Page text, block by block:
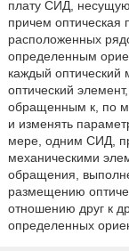
плату СИД,
причем оптическая
расположенных
определенным
каждый
оптический
обращенным к, по
и изменять
мере, одним СИД,
механическими
обращения,
размещению
отношению друг к
определенных